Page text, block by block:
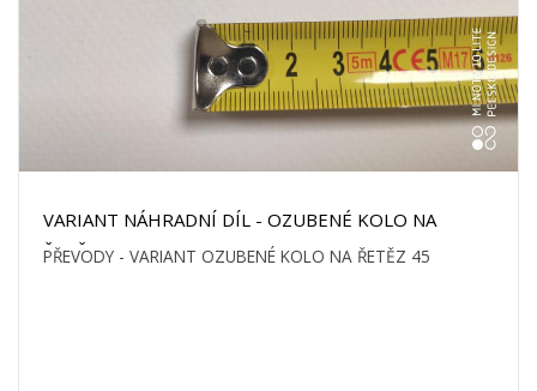
VARIANT NÁHRADNÍ DÍL - OZUBENÉ KOLO NA
ŘETĚZ 45
PŘEVODY - VARIANT OZUBENÉ KOLO NA ŘETĚZ 45